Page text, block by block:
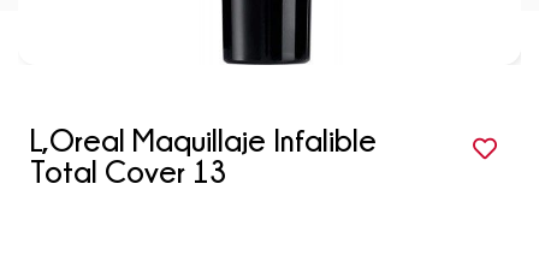
L,Oreal Maquillaje Infalible
Total Cover 13